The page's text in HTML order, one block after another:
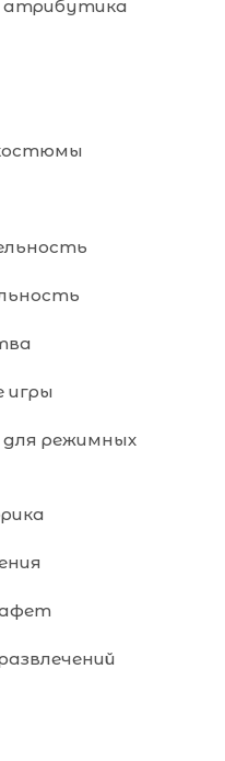
атрибутика
игры
режимных